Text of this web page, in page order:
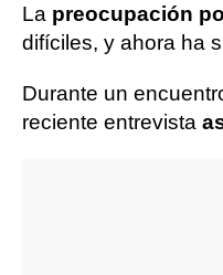
La preocupación
difíciles, y ahora ha
Durante un
reciente entrevista